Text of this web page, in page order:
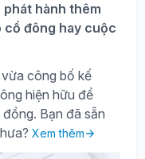
hành thêm
cổ đông hay cuộc
công bố kế
hiện hữu để
Bạn đã sẵn
Xem thêm